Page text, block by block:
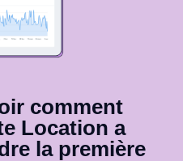
comment
Location a
la première